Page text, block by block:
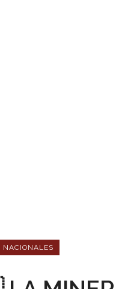
NACIONALES